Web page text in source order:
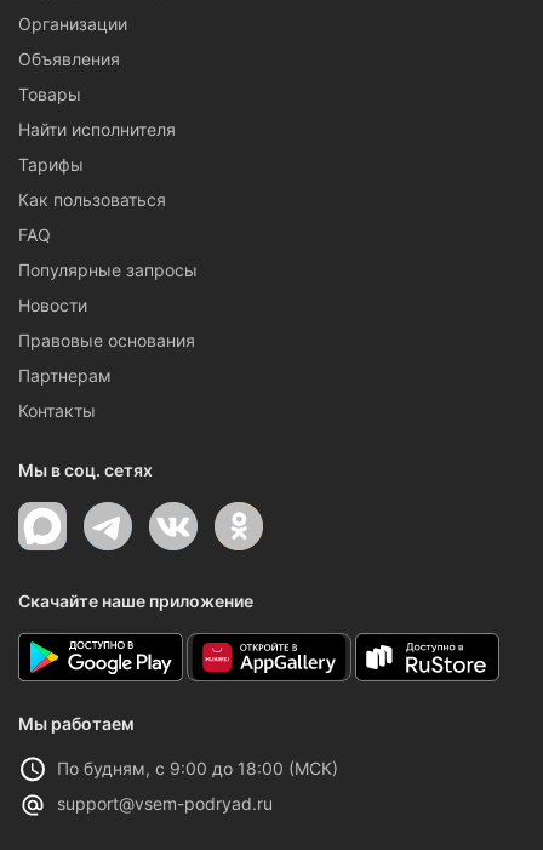
Организации
Объявления
Товары
Найти исполнителя
Тарифы
Как пользоваться
FAQ
Популярные запросы
Новости
Правовые основания
Партнерам
Контакты
Мы в соц. сетях
Скачайте наше приложение
Мы работаем
По будням, с 9:00 до 18:00 (МСК)
support@vsem-podryad.ru